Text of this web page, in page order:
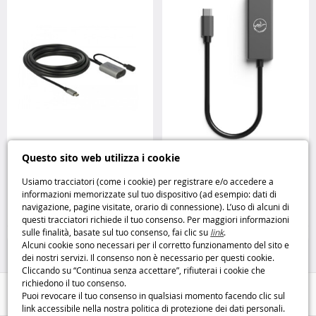
Questo sito web utilizza i cookie
Usiamo tracciatori (come i cookie) per registrare e/o accedere a
informazioni memorizzate sul tuo dispositivo (ad esempio: dati di
navigazione, pagine visitate, orario di connessione). L’uso di alcuni di
questi tracciatori richiede il tuo consenso. Per maggiori informazioni
sulle finalità, basate sul tuo consenso, fai clic su link.
Alcuni cookie sono necessari per il corretto funzionamento del sito e
dei nostri servizi. Il consenso non è necessario per questi cookie.
Cliccando su “Continua senza accettare”, rifiuterai i cookie che
richiedono il tuo consenso.
Puoi revocare il tuo consenso in qualsiasi momento facendo clic sul
link accessibile nella nostra politica di protezione dei dati personali.
Prolunga USB-C 3.1 attiva 5 m:
connessione stabile a distanza
DeLock
39,95€
Pile, cavi e caricatori
Adattatore RJ45 USB Type C nero:
immediata Mobility Lab
22,95€
Pile, cavi e caricatori
Aiuto / Contatti